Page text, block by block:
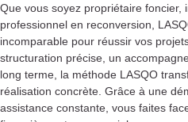
Que vous soyez propriétaire foncier,
professionnel en reconversion,
incomparable pour réussir vos
structuration précise, un
long terme, la méthode LASQO
réalisation concrète. Grâce à une
assistance constante, vous faites